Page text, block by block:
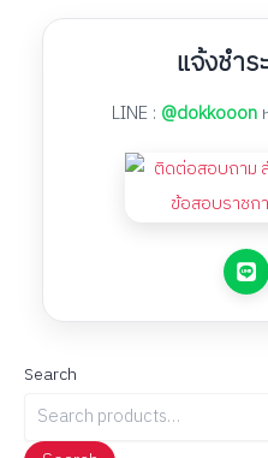
แจ้งชำ
LINE : @dokkooon
Search